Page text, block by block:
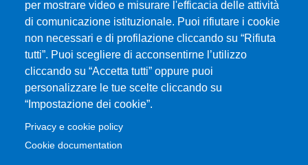
per mostrare video e misurare l'efficacia delle attività
di comunicazione istituzionale. Puoi rifiutare i cookie
non necessari e di profilazione cliccando su “Rifiuta
tutti”. Puoi scegliere di acconsentirne l’utilizzo
cliccando su “Accetta tutti” oppure puoi
personalizzare le tue scelte cliccando su
“Impostazione dei cookie”.
Privacy e cookie policy
Cookie documentation
Piazza Pugliatti, 1 - 98122 Messina
Cod. Fiscale 80004070837
P.IVA 00724160833
Centralino: 090 676 1
MENÙ SOCIAL
MENÙ FOOTER 1
Accessibilità
Privacy e cookie policy